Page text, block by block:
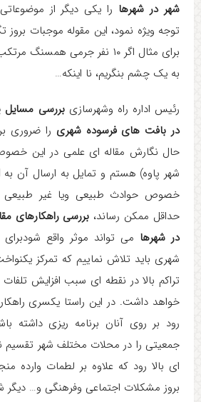
شهر در شهرها را یکی دیگر از
توجه ویژه نمود، این مقوله موجبات بروز
برای مثال اگر ۱۰ نفر جرمی
به یک چشم بنگریم، نا اینکه…
رئیس اداره راه وشهرسازیبررسی مسایل
در بافت های فرسوده شهری را ضروری
حال نگارش مقاله ای علمی در این
شهر پاوه) هستم و تمایل به ارسال آن به
خصوص حوادث طبیعی ویا غیر طبیعی
حداقل ممکن رساند، بررسی راهکارهای
در شهرها می تواند موثر واقع
شهری باید تلاش نماییم که تمرکز
تراکم بالا در نقطه ای سبب افزایش
خواهد داشت. در این راستا یکسری
رود بر روی آنان برنامه ریزی داشته
جمعیتی را در محلات مختلف شهر تقسیم
ای بالا رود که علاوه بر لطمات وارده
بروز مشکلات اجتماعی وفرهنگی و… دیگر